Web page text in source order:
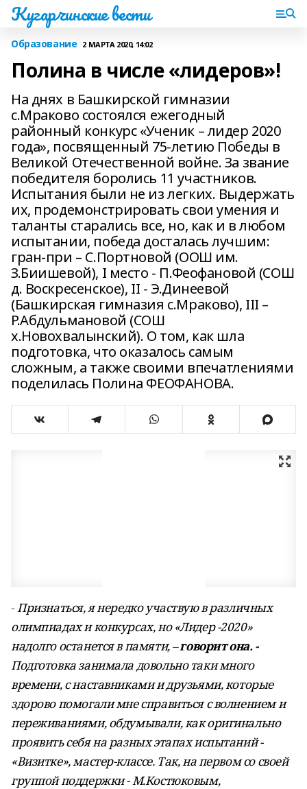
Кугарчинские вести
Образование 2 МАРТА 2020, 14:02
Полина в числе «лидеров»!
На днях в Башкирской гимназии
с.Мраково состоялся ежегодный
районный конкурс «Ученик – лидер 2020
года», посвященный 75-летию Победы в
Великой Отечественной войне. За звание
победителя боролись 11 участников.
Испытания были не из легких. Выдержать
их, продемонстрировать свои умения и
таланты старались все, но, как и в любом
испытании, победа досталась лучшим:
гран-при – С.Портновой (ООШ им.
З.Биишевой), I место - П.Феофановой (СОШ
д. Воскресенское), II - Э.Динеевой
(Башкирская гимназия с.Мраково), III –
Р.Абдульмановой (СОШ
х.Новохвалынский). О том, как шла
подготовка, что оказалось самым
сложным, а также своими впечатлениями
поделилась Полина ФЕОФАНОВА.
-Признаться, я нередко участвую в различных
олимпиадах и конкурсах, но «Лидер -2020»
надолго останется в памяти, –говорит она. -
Подготовка занимала довольно таки много
времени, с наставниками и друзьями, которые
здорово помогали мне справиться с волнением и
переживаниями, обдумывали, как оригинально
проявить себя на разных этапах испытаний -
«Визитке», мастер-классе. Так, на первом со своей
группой поддержки - М.Костюковым,